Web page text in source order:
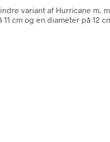
variant af Hurricane
cm og en diameter på 12